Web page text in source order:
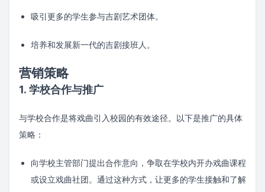
吸引更多的学生参与吉剧艺术团体。
培养和发展新一代的吉剧接班人。
营销策略
1. 学校合作与推广
与学校合作是将戏曲引入校园的有效途径。以下是推广的具体
策略：
向学校主管部门提出合作意向，争取在学校内开办戏曲课程
或设立戏曲社团。通过这种方式，让更多的学生接触和了解